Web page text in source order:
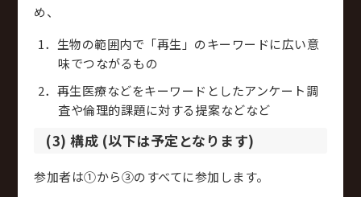
め、
生物の範囲内で「再生」のキーワードに広い意
味でつながるもの
再生医療などをキーワードとしたアンケート調
査や倫理的課題に対する提案などなど
(3) 構成 (以下は予定となります)
参加者は①から③のすべてに参加します。